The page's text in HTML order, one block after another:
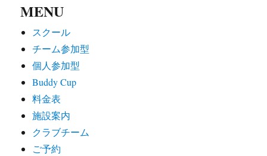
MENU
スクール
チーム参加型
個人参加型
Buddy Cup
料金表
施設案内
クラブチーム
ご予約